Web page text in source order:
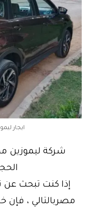
ايجار
شركة ليموزين
إذا كنت تبحث عن
مصربالتالي ، فإن خدمة